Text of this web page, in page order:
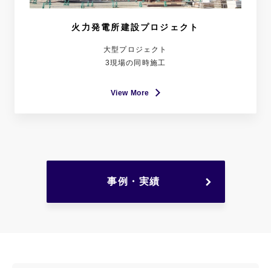
火力発電所建設プロジェクト
大型プロジェクト
3現場の同時施工
View More
事例・実績